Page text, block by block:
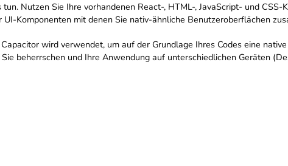
Nutzen Sie Ihre vorhandenen React-, HTML-, JavaScript- und
Komponenten mit denen Sie nativ-ähnliche Benutzeroberflächen
wird verwendet, um auf der Grundlage Ihres Codes eine
beherrschen und Ihre Anwendung auf unterschiedlichen Geräten